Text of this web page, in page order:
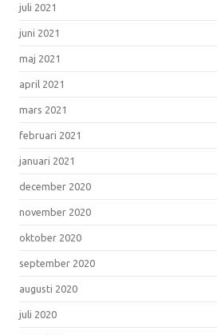
juli 2021
juni 2021
maj 2021
april 2021
mars 2021
februari 2021
januari 2021
december 2020
november 2020
oktober 2020
september 2020
augusti 2020
juli 2020